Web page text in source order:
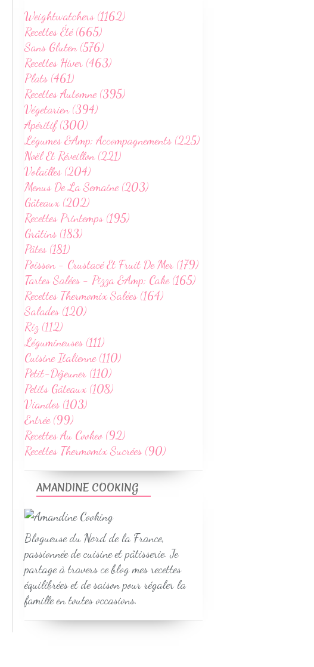
AMANDINE COOKING
Blogueuse du Nord de la France,
passionnée de cuisine et pâtisserie. Je
partage à travers ce blog mes recettes
équilibrées et de saison pour régaler la
famille en toutes occasions.
Weightwatchers (1162)
Recettes Été (665)
Sans Gluten (576)
Recettes Hiver (463)
Plats (461)
Recettes Automne (395)
Végetarien (394)
Apéritif (300)
Légumes &Amp; Accompagnements (225)
Noël Et Réveillon (221)
Volailles (204)
Menus De La Semaine (203)
Gâteaux (202)
Recettes Printemps (195)
Grâtins (183)
Pâtes (181)
Poisson - Crustacé Et Fruit De Mer (179)
Tartes Salées - Pizza &Amp; Cake (165)
Recettes Thermomix Salées (164)
Salades (120)
Riz (112)
Légumineuses (111)
Cuisine Italienne (110)
Petit-Déjeuner (110)
Petits Gâteaux (108)
Viandes (103)
Entrée (99)
Recettes Au Cookeo (92)
Recettes Thermomix Sucrées (90)